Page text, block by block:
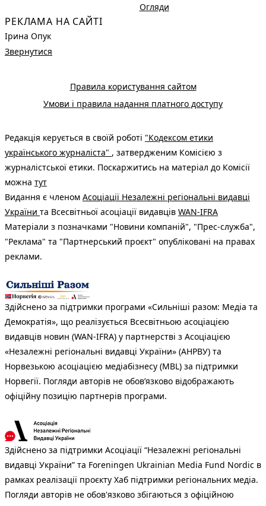
РЕКЛАМА НА САЙТІ
Ірина Опук
Звернутися
Огляди
Правила користування сайтом
Умови і правила надання платного доступу
Редакція керується в своїй роботі "Кодексом етики
українського журналіста" , затвердженим Комісією з
журналістської етики. Поскаржитись на матеріал до Комісії
можна тут
Видання є членом Асоціації Незалежні регіональні видавці
України та Всесвітньої асоціації видавців WAN-IFRA
Матеріали з позначками "Новини компаній", "Прес-служба",
"Реклама" та "Партнерський проєкт" опубліковані на правах
реклами.
Здійснено за підтримки програми «Сильніші разом: Медіа та
Демократія», що реалізується Всесвітньою асоціацією
видавців новин (WAN-IFRA) у партнерстві з Асоціацією
«Незалежні регіональні видавці України» (АНРВУ) та
Норвезькою асоціацією медіабізнесу (MBL) за підтримки
Норвегії. Погляди авторів не обов’язково відображають
офіційну позицію партнерів програми.
Здійснено за підтримки Асоціації “Незалежні регіональні
видавці України” та Foreningen Ukrainian Media Fund Nordic в
рамках реалізації проєкту Хаб підтримки регіональних медіа.
Погляди авторів не обов'язково збігаються з офіційною